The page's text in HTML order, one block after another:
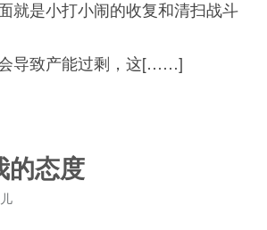
就是小打小闹的收复和清扫战斗
导致产能过剩，这[……]
的态度